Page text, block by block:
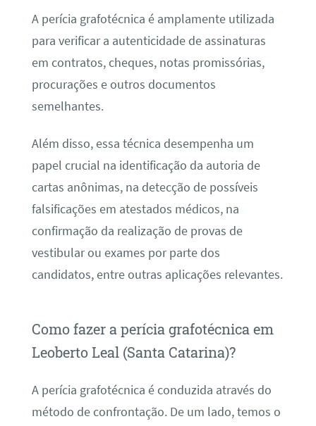
A perícia grafotécnica é amplamente utilizada
para verificar a autenticidade de assinaturas
em contratos, cheques, notas promissórias,
procurações e outros documentos
semelhantes.
Além disso, essa técnica desempenha um
papel crucial na identificação da autoria de
cartas anônimas, na detecção de possíveis
falsificações em atestados médicos, na
confirmação da realização de provas de
vestibular ou exames por parte dos
candidatos, entre outras aplicações relevantes.
Como fazer a perícia grafotécnica em
Leoberto Leal (Santa Catarina)?
A perícia grafotécnica é conduzida através do
método de confrontação. De um lado, temos o